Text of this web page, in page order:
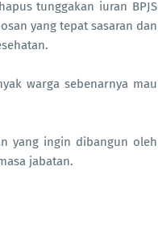
tunggakan iuran BPJS
yang tepat sasaran dan
warga sebenarnya mau
yang ingin dibangun oleh
jabatan.